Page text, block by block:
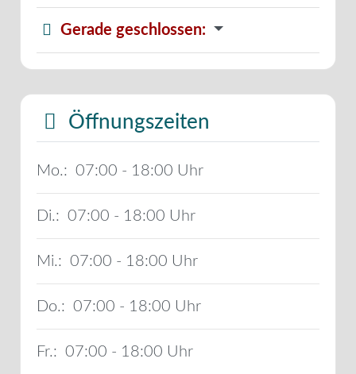
Gerade geschlossen:
Öffnungszeiten
Mo.: 07:00 - 18:00
Di.: 07:00 - 18:00
Mi.: 07:00 - 18:00
Do.: 07:00 - 18:00
Fr.: 07:00 - 18:00